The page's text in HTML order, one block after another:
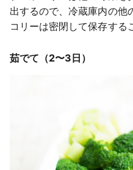
出するので、冷蔵庫内の他
コリーは密閉して保存する
茹でて（2〜3日）